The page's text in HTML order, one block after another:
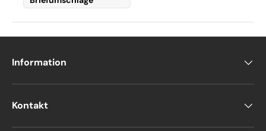
mit der Weiblichkeit und der Sensibilität
assoziiert.
Daher eignen sich die
Briefumschlägefür den Versand von
Information
Kontakt